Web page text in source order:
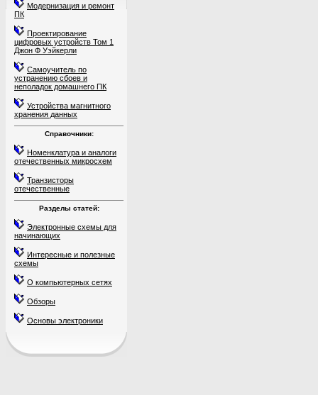
Модернизация и ремонт
ПК
Проектирование
цифровых устройств Том 1
Джон Ф Уэйкерли
Самоучитель по
устранению сбоев и
неполадок домашнего ПК
Устройства магнитного
хранения данных
Справочники:
Номенклатура и аналоги
отечественных микросхем
Транзисторы
отечественные
Разделы статей:
Электронные схемы для
начинающих
Интересные и полезные
схемы
О компьютерных сетях
Обзоры
Основы электроники